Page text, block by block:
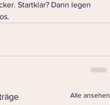
Startklar? Dann legen
Alle ansehen